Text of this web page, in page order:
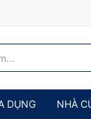
DỤNG NHÀ